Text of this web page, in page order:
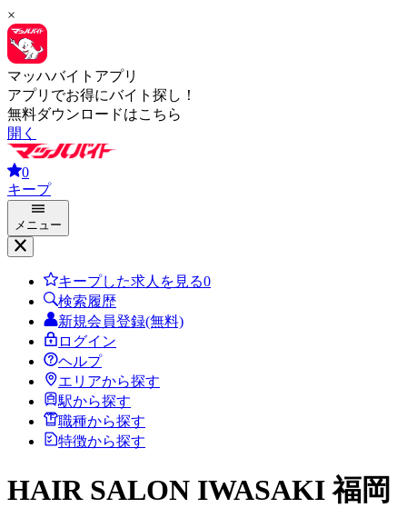
×
マッハバイトアプリ
アプリでお得にバイト探し！
無料ダウンロードはこちら
開く
0
キープ
メニュー
キープした求人を見る0
検索履歴
新規会員登録(無料)
ログイン
ヘルプ
エリアから探す
駅から探す
職種から探す
特徴から探す
HAIR SALON IWASAKI 福岡